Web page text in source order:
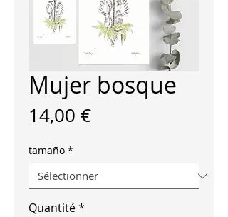
Mujer bosque
14,00 €Prix
tamaño *
Quantité*